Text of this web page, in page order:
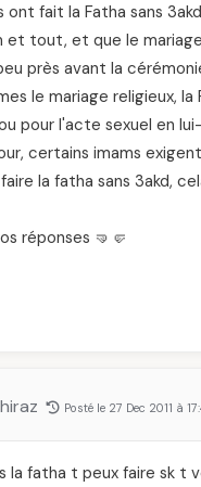
ont fait la Fatha sans
et tout, et que le
près avant la
le mariage religieux,
pour l'acte sexuel en
certains imams
la fatha sans 3akd,
réponses 🤜🤛
Posté le 27 Dec 2011 à
la fatha t peux faire sk t